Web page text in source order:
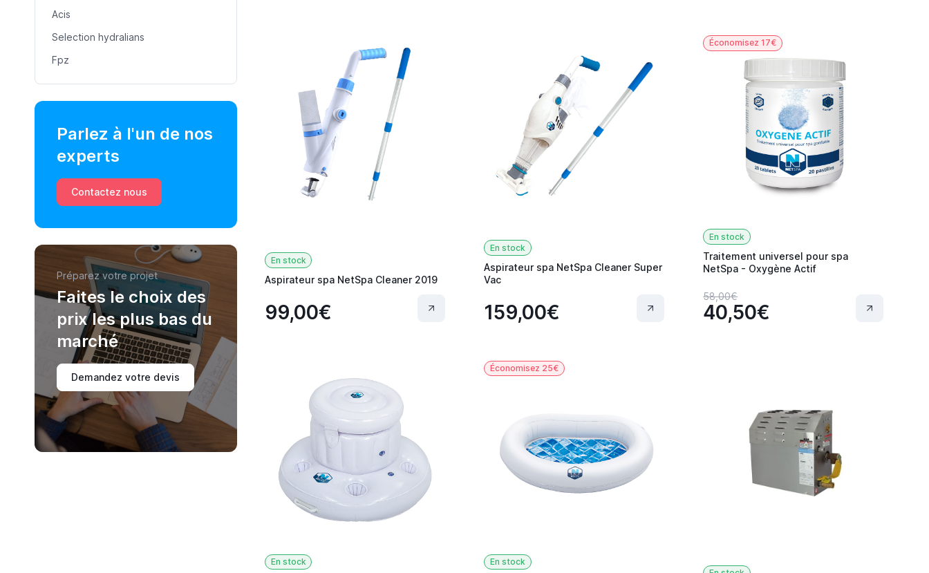
Acis
Selection hydralians
Fpz
Parlez à l'un de nos
experts
Contactez nous
Préparez votre projet
Faites le choix des
prix les plus bas du
marché
Demandez votre devis
En stock
Aspirateur spa NetSpa Cleaner 2019
99,00€
En stock
Aspirateur spa NetSpa Cleaner Super
Vac
159,00€
Économisez 17€
En stock
Traitement universel pour spa
NetSpa - Oxygène Actif
58,00€
40,50€
En stock
Économisez 25€
En stock